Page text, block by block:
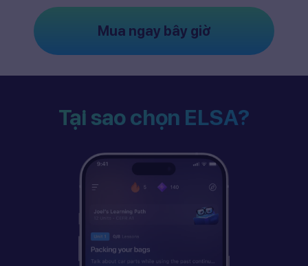
Mua ngay bây giờ
Tại sao chọn ELSA?